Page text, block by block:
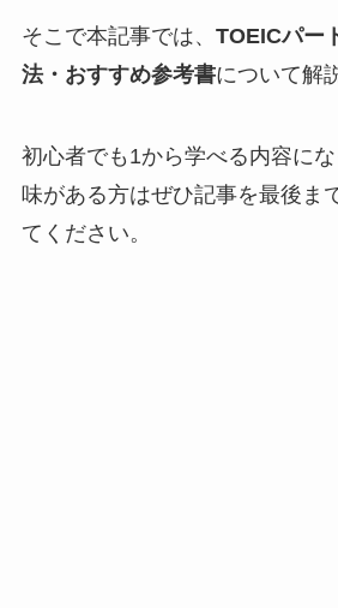
そこで本記事では、 TOEICパー
法・おすすめ参考書について解
初心者でも1から学べる内容に
味がある方はぜひ記事を最後ま
てください。